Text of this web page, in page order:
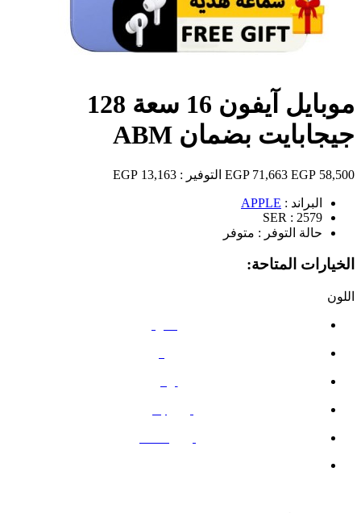
موبايل آيفون 16 سعة 128
جيجابايت بضمان ABM
58,500 EGP
71,663 EGP التوفير : 13,163 EGP
البراند : APPLE
SER : 2579
حالة التوفر : متوفر
الخيارات المتاحة:
اللون